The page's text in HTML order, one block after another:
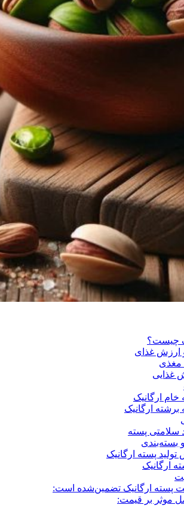
چیست؟
ارزش غذای
مغذی
غذایی
خام ارگانیک
برشته ارگانیک
سلامتی پسته
بسته‌بندی
پسته ارگانیک
ارگانیک
پسته ارگانیک تضمین‌شده است:
موثر بر قیمت: